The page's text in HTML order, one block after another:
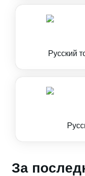
Русский
За